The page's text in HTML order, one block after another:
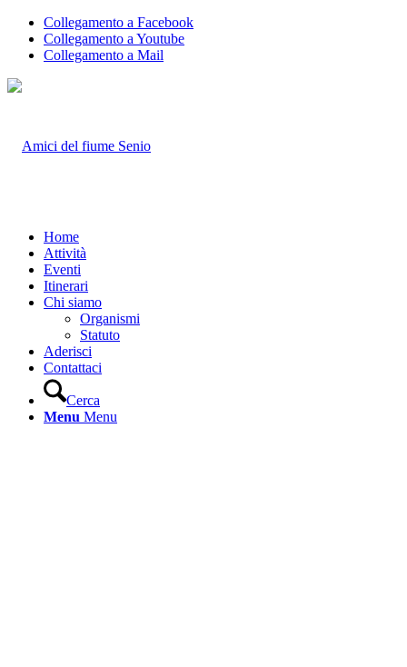
Collegamento a Facebook
Collegamento a Youtube
Collegamento a Mail
Home
Attività
Eventi
Itinerari
Chi siamo
Organismi
Statuto
Aderisci
Contattaci
Cerca
Menu Menu